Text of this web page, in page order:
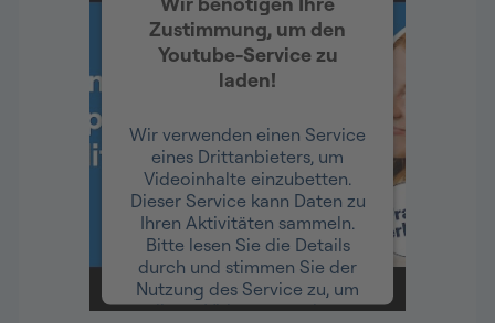
Zustimmung, um den
Youtube-Service zu
laden!
Wir verwenden einen Service
eines Drittanbieters, um
Videoinhalte einzubetten.
Dieser Service kann Daten zu
Ihren Aktivitäten sammeln.
Bitte lesen Sie die Details
durch und stimmen Sie der
Nutzung des Service zu, um
dieses Video anzusehen.